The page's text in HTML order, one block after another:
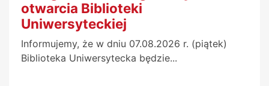
otwarcia Biblioteki
Uniwersyteckiej
Informujemy, że w dniu 07.08.2026 r. (piątek)
Biblioteka Uniwersytecka będzie...